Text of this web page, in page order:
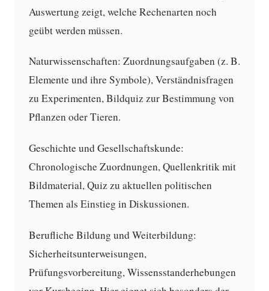
Auswertung zeigt, welche Rechenarten noch
geübt werden müssen.
Naturwissenschaften: Zuordnungsaufgaben (z. B.
Elemente und ihre Symbole), Verständnisfragen
zu Experimenten, Bildquiz zur Bestimmung von
Pflanzen oder Tieren.
Geschichte und Gesellschaftskunde:
Chronologische Zuordnungen, Quellenkritik mit
Bildmaterial, Quiz zu aktuellen politischen
Themen als Einstieg in Diskussionen.
Berufliche Bildung und Weiterbildung:
Sicherheitsunterweisungen,
Prüfungsvorbereitung, Wissensstanderhebungen